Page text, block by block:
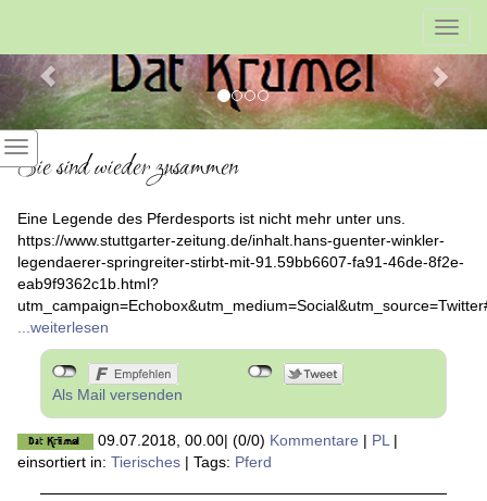
Sie sind wieder zusammen
Eine Legende des Pferdesports ist nicht mehr unter uns.
https://www.stuttgarter-zeitung.de/inhalt.hans-guenter-winkler-
legendaerer-springreiter-stirbt-mit-91.59bb6607-fa91-46de-8f2e-
eab9f9362c1b.html?
...weiterlesen
Als Mail versenden
09.07.2018, 00.00| (0/0) Kommentare | PL|
einsortiert in: Tierisches | Tags: Pferd